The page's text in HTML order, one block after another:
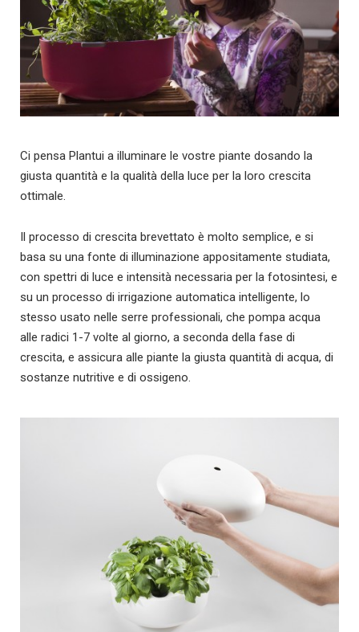
Ci pensa Plantui a illuminare le vostre piante dosando la
giusta quantità e la qualità della luce per la loro crescita
ottimale.
Il processo di crescita brevettato è molto semplice, e si
basa su una fonte di illuminazione appositamente studiata,
con spettri di luce e intensità necessaria per la fotosintesi, e
su un processo di irrigazione automatica intelligente, lo
stesso usato nelle serre professionali, che pompa acqua
alle radici 1-7 volte al giorno, a seconda della fase di
crescita, e assicura alle piante la giusta quantità di acqua, di
sostanze nutritive e di ossigeno.